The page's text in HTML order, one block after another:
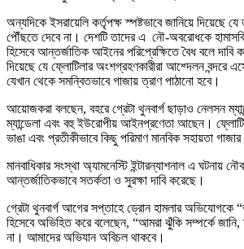
অন্যদিকে ইসরায়েলি কর্তৃপক্ষ স্পষ্টভাবে জানিয়ে দিয়েছে
পৌঁছতে দেবে না। দেশটি তাদের এ নৌ-অবরোধকে
হিসেবে আন্তর্জাতিক আইনের পরিপ্রেক্ষিতে বৈধ বলে দাবি
দিয়েছে যে ফ্লোটিলার অংশগ্রহণকারীরা আশ্দেলন বন্দরে
যেখান থেকে সমন্বিতভাবে গাজায় ত্রাণ পাঠানো হবে।
আয়োজকরা বলছেন, বহরে গ্রেটা থুনবার্গ ছাড়াও নেলসন
ম্যান্ডেলা এবং বহু ইউরোপীয় আইনপ্রণেতা আছেন।
ভাঙা এবং প্রতীকীভাবে কিছু পরিমাণ মানবিক সহায়তা
মানবাধিকার সংস্থা অ্যামনেস্টি ইন্টারন্যাশনাল এ ঘটনায়
আন্তর্জাতিকভাবে সতর্কতা ও সুরক্ষা দাবি করেছে।
গ্রেটা থুনবার্গ আগের সপ্তাহে ড্রোন হামলার অভিযোগকে
হিসেবে অভিহিত করে বলেছেন, “আমরা ঝুঁকি সম্পর্কে জানি,
না। আমাদের অভিযান অবিচল থাকবে।